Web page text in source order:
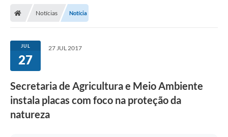
Notícias Notícia
JUL
27
27 JUL 2017
Secretaria de Agricultura e Meio Ambiente
instala placas com foco na proteção da
natureza